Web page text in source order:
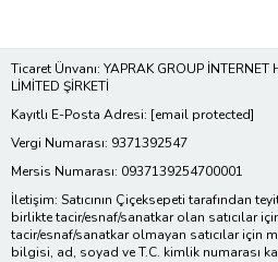
Ticaret Ünvanı: YAPRAK GROUP İNTERNET
LİMİTED ŞİRKETİ
Kayıtlı E-Posta Adresi: [email protected]
Vergi Numarası: 9371392547
Mersis Numarası: 0937139254700001
İletişim: Satıcının Çiçeksepeti tarafından
birlikte tacir/esnaf/sanatkar olan satıcılar
tacir/esnaf/sanatkar olmayan satıcılar için
bilgisi, ad, soyad ve T.C. kimlik numarası